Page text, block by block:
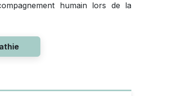
humain lors de la